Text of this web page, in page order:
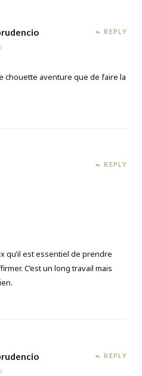
REPLY
chouette aventure que de faire la
REPLY
qu’il est essentiel de prendre
C’est un long travail mais
REPLY